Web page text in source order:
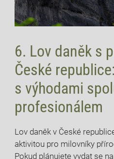
6. Lov daněk s
‌České
s výhodami
profesionálem
Lov‍ daněk v‍ České
aktivitou pro milovníky
Pokud plánujete vydat se